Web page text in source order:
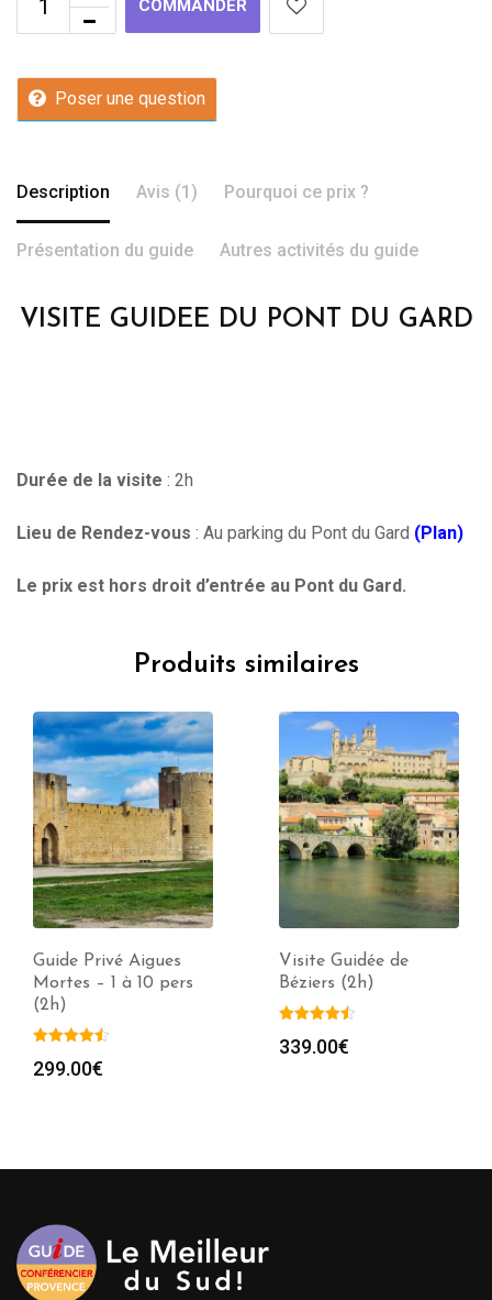
COMMANDER
Poser une question
Description Avis (1) Pourquoi ce prix ?
Présentation du guide Autres activités du guide
VISITE GUIDEE DU PONT DU GARD
Durée de la visite : 2h
Lieu de Rendez-vous : Au parking du Pont du Gard (Plan)
Le prix est hors droit d’entrée au Pont du Gard.
Produits similaires
Visite Guidée de
Béziers (2h)
339.00 €
Guide Privé Uzès – 1 à
10 pers (2h)
199.00€